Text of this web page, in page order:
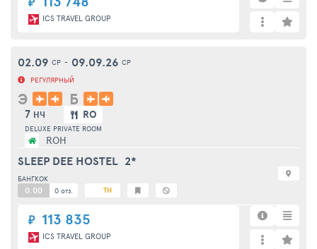
ICS TRAVEL GROUP
₽ 113 835
ICS TRAVEL GROUP
02.09 СР - 09.09.26 СР
РЕГУЛЯРНЫЙ
Э Б
7 НЧ RO
DELUXE PRIVATE ROOM
ROH
SLEEP DEE HOSTEL 2*
БАНГКОК
0.00 0 отз. TH